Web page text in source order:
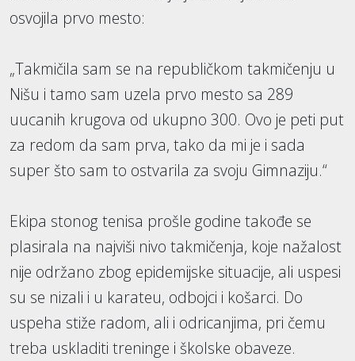
osvojila prvo mesto:
„Takmičila sam se na republičkom takmičenju u
Nišu i tamo sam uzela prvo mesto sa 289
uucanih krugova od ukupno 300. Ovo je peti put
za redom da sam prva, tako da mi je i sada
super što sam to ostvarila za svoju Gimnaziju.“
Ekipa stonog tenisa prošle godine takođe se
plasirala na najviši nivo takmičenja, koje nažalost
nije održano zbog epidemijske situacije, ali uspesi
su se nizali i u karateu, odbojci i košarci. Do
uspeha stiže radom, ali i odricanjima, pri čemu
treba uskladiti treninge i školske obaveze.